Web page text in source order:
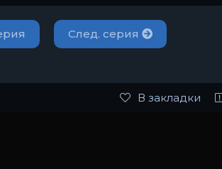
След. серия
В закладки